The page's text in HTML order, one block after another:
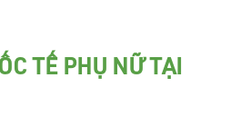
TẾ PHỤ NỮ TẠI